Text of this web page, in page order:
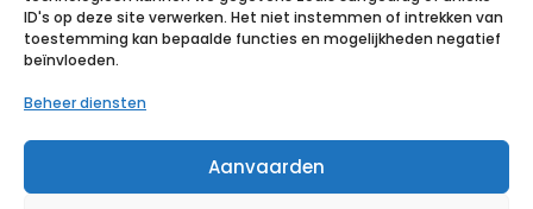
ID's op deze site verwerken. Het niet instemmen of intrekken van
toestemming kan bepaalde functies en mogelijkheden negatief
beïnvloeden.
Beheer diensten
Aanvaarden
STER 5X 5CM
66974940 – 100
stuks
Voeg toe aan verlanglijst
10x20cm 12pl.st.
5×1 p/s
Voeg toe aan verlanglijst